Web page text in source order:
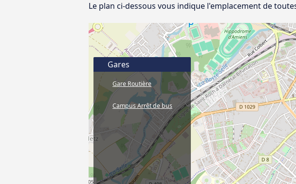
Le plan ci-dessous vous indique l'emplacement de
Gares
Gare Routière
Campus Arrêt de bus